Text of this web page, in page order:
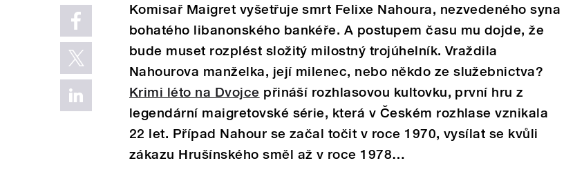
Komisař Maigret vyšetřuje smrt Felixe Nahoura, nezvedeného syna
bohatého libanonského bankéře. A postupem času mu dojde, že
bude muset rozplést složitý milostný trojúhelník. Vraždila
Nahourova manželka, její milenec, nebo někdo ze služebnictva?
Krimi léto na Dvojce přináší rozhlasovou kultovku, první hru z
legendární maigretovské série, která v Českém rozhlase vznikala
22 let. Případ Nahour se začal točit v roce 1970, vysílat se kvůli
zákazu Hrušínského směl až v roce 1978…